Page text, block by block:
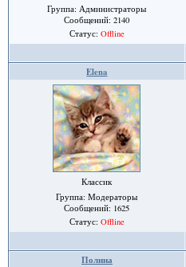
Группа: Администраторы
Сообщений:2140
Статус: Offline
Elena
Классик
Группа: Модераторы
Сообщений: 1625
Статус: Offline
Полина